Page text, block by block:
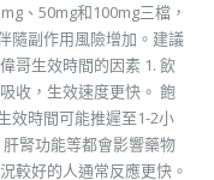
、50mg和100mg三檔，
隨副作用風險增加。建議
哥生效時間的因素 1. 飲
收，生效速度更快。 飽
效時間可能推遲至1-2小
腎功能等都會影響藥物
較好的人通常反應更快。